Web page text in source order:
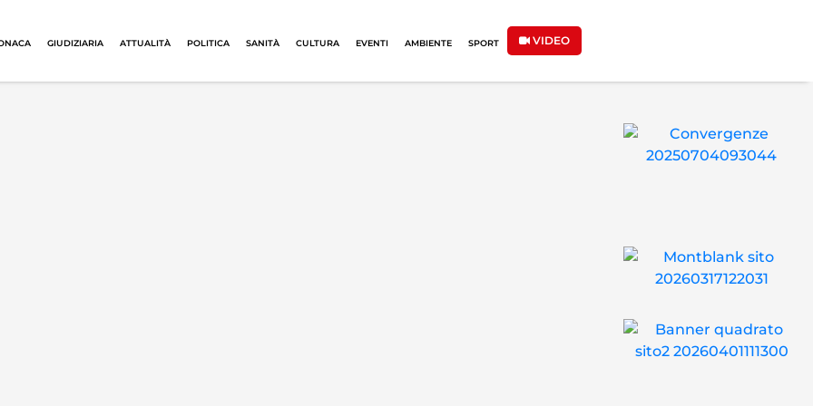
GIUDIZIARIA ATTUALITÀ POLITICA SANITÀ CULTURA EVENTI AMBIENTE SPORT VIDEO